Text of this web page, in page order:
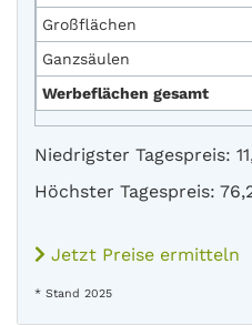
Großflächen
Ganzsäulen
Werbeflächen gesamt
Niedrigster Tagespreis:
Höchster Tagespreis:
Jetzt Preise ermitteln
* Stand 2025